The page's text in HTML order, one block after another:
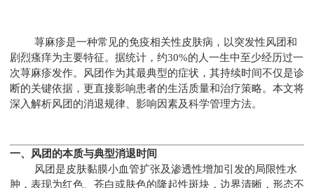
荨麻疹是一种常见的免疫相关性皮肤病，以突发性风团和
剧烈瘙痒为主要特征。据统计，约30%的人一生中至少经历过一
次荨麻疹发作。风团作为其最典型的症状，其持续时间不仅是诊
断的关键依据，更直接影响患者的生活质量和治疗策略。本文将
深入解析风团的消退规律、影响因素及科学管理方法。
一、风团的本质与典型消退时间
风团是皮肤黏膜小血管扩张及渗透性增加引发的局限性水
肿，表现为红色、苍白或肤色的隆起性斑块，边界清晰，形态不